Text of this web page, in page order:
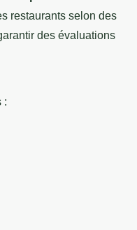
restaurants selon des
des évaluations
: